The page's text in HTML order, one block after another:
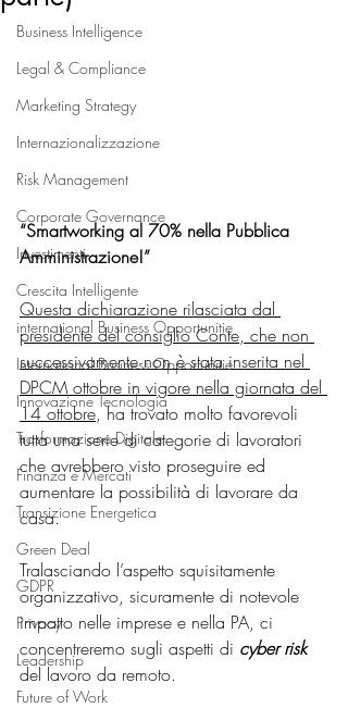
Business Intelligence
Legal & Compliance
Marketing Strategy
Internazionalizzazione
Risk Management
Corporate Governance
Investimenti
Crescita Intelligente
international Business Opportunitie
International Business Opportunitie
Innovazione Tecnologia
Trasformazione Digitale
Finanza e Mercati
Transizione Energetica
Green Deal
GDPR
Privacy
Leadership
Future of Work
“Smartworking al 70% nella Pubblica
Amministrazione!”
Questa dichiarazione rilasciata dal
presidente del consiglio Conte, che non
successivamente non è stata inserita nel
DPCM ottobre in vigore nella giornata del
14 ottobre, ha trovato molto favorevoli
tutta una serie di categorie di lavoratori
che avrebbero visto proseguire ed
aumentare la possibilità di lavorare da
casa.
Tralasciando l’aspetto squisitamente
organizzativo, sicuramente di notevole
impatto nelle imprese e nella PA, ci
concentreremo sugli aspetti di cyber risk
del lavoro da remoto.